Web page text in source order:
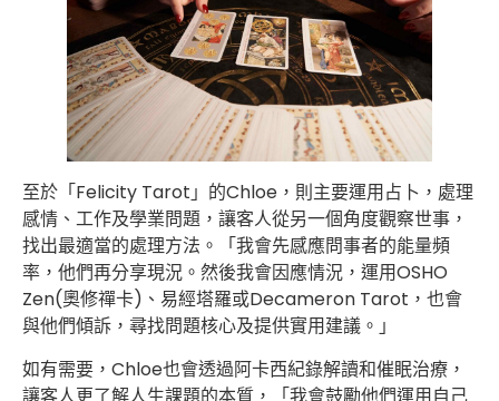
至於「Felicity Tarot」的Chloe，則主要運用占卜，處理
感情、工作及學業問題，讓客人從另一個角度觀察世事，
找出最適當的處理方法。「我會先感應問事者的能量頻
率，他們再分享現況。然後我會因應情況，運用OSHO
Zen(奧修禪卡)、易經塔羅或Decameron Tarot，也會
與他們傾訴，尋找問題核心及提供實用建議。」
如有需要，Chloe也會透過阿卡西紀錄解讀和催眠治療，
讓客人更了解人生課題的本質，「我會鼓勵他們運用自己